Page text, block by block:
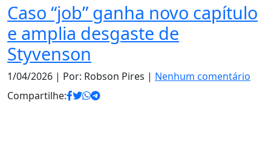
Caso “job” ganha novo capítulo
e amplia desgaste de
Styvenson
1/04/2026 | Por: Robson Pires | Nenhum comentário
Compartilhe: